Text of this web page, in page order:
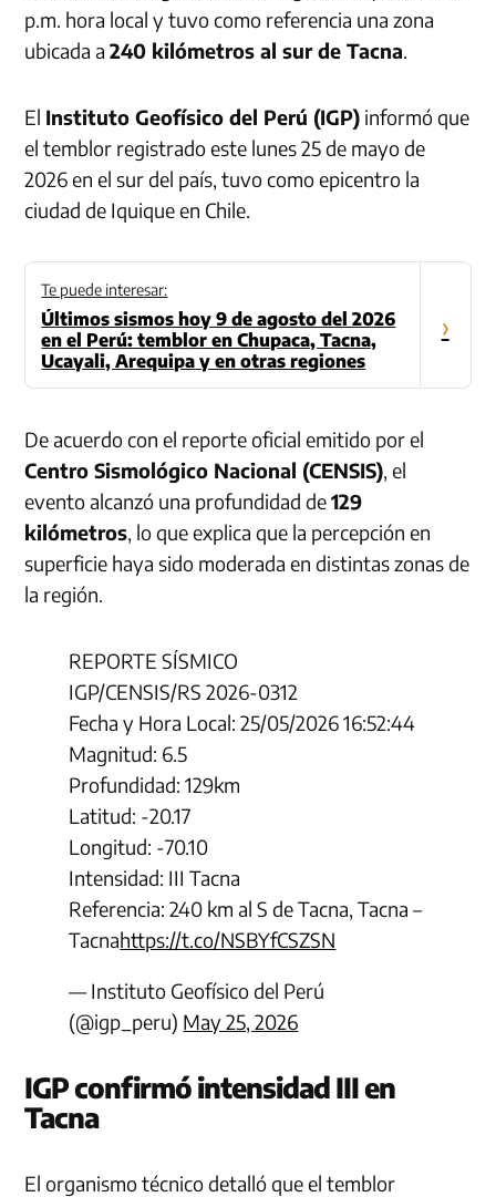
p.m. hora local y tuvo como referencia una zona
ubicada a240 kilómetros al sur de Tacna.
El Instituto Geofísico del Perú (IGP) informó que
el temblor registrado este lunes 25 de mayo de
2026 en el sur del país, tuvo como epicentro la
ciudad de Iquique en Chile.
Te puede interesar:
Últimos sismos hoy 9 de agosto del 2026
en el Perú: temblor en Chupaca, Tacna,
Ucayali, Arequipa y en otras regiones
›
De acuerdo con el reporte oficial emitido por el
Centro Sismológico Nacional (CENSIS), el
evento alcanzó una profundidad de129
kilómetros, lo que explica que la percepción en
superficie haya sido moderada en distintas zonas de
la región.
REPORTE SÍSMICO
IGP/CENSIS/RS 2026-0312
Fecha y Hora Local: 25/05/2026 16:52:44
Magnitud: 6.5
Profundidad: 129km
Latitud: -20.17
Longitud: -70.10
Intensidad: III Tacna
Referencia: 240 km al S de Tacna, Tacna –
Tacnahttps://t.co/NSBYfCSZSN
— Instituto Geofísico del Perú
(@igp_peru) May 25, 2026
IGP confirmó intensidad III en
Tacna
El organismo técnico detalló que el temblor